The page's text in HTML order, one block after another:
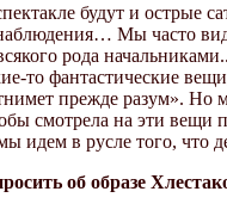
будут и острые
Мы часто
всякого рода
то фантастические
прежде разум». Но
смотрела на эти вещи
идем в русле того, что
об образе